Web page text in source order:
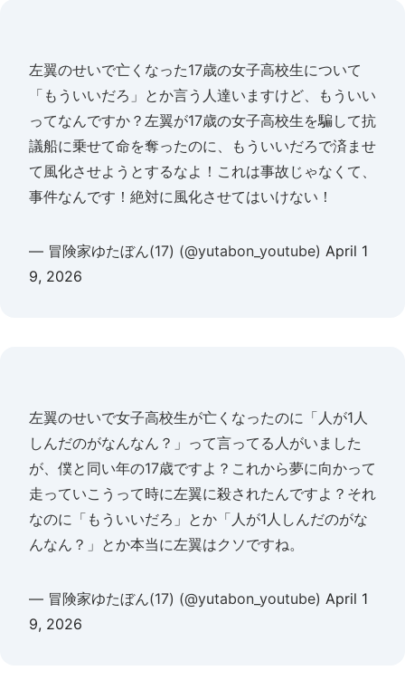
左翼のせいで亡くなった17歳の女子高校生について
「もういいだろ」とか言う人達いますけど、もういい
ってなんですか？左翼が17歳の女子高校生を騙して抗
議船に乗せて命を奪ったのに、もういいだろで済ませ
て風化させようとするなよ！これは事故じゃなくて、
事件なんです！絶対に風化させてはいけない！
— 冒険家ゆたぼん(17) (@yutabon_youtube) April 1
9, 2026
左翼のせいで女子高校生が亡くなったのに「人が1人
しんだのがなんなん？」って言ってる人がいました
が、僕と同い年の17歳ですよ？これから夢に向かって
走っていこうって時に左翼に殺されたんですよ？それ
なのに「もういいだろ」とか「人が1人しんだのがな
んなん？」とか本当に左翼はクソですね。
— 冒険家ゆたぼん(17) (@yutabon_youtube) April 1
9, 2026